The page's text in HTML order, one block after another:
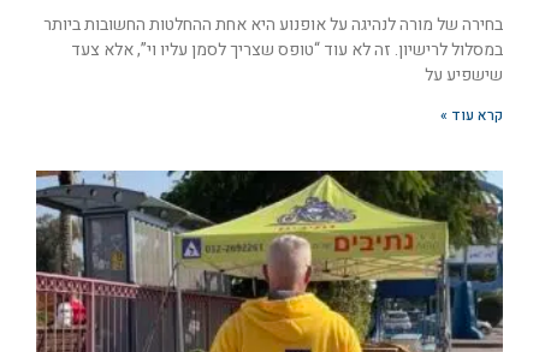
בחירה של מורה לנהיגה על אופנוע היא אחת ההחלטות החשובות ביותר
במסלול לרישיון. זה לא עוד “טופס שצריך לסמן עליו וי”, אלא צעד
שישפיע על
קרא עוד »